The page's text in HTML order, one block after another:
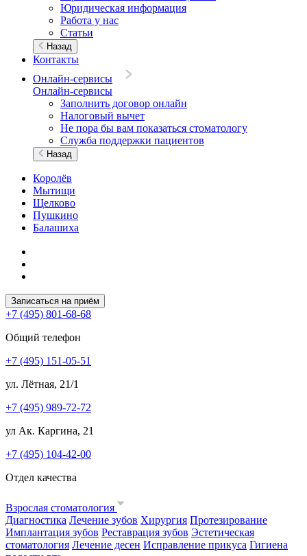
Юридическая информация
Работа у нас
Статьи
Назад
Контакты
Онлайн-сервисы
Онлайн-сервисы
Заполнить договор онлайн
Налоговый вычет
Не пора бы вам показаться стоматологу
Служба поддержки пациентов
Назад
Королёв
Мытищи
Щелково
Пушкино
Балашиха
Записаться на приём
+7 (495) 801-68-68
Общий телефон
+7 (495) 151-05-51
ул. Лётная, 21/1
+7 (495) 989-72-72
ул Ак. Каргина, 21
+7 (495) 104-42-00
Отдел качества
Взрослая стоматология
Диагностика Лечение зубов Хирургия Протезирование
Имплантация зубов Реставрация зубов Эстетическая
стоматология Лечение десен Исправление прикуса Гигиена